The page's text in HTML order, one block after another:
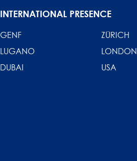
INTERNATIONAL PRESENCE
GENF
ZÜRICH
LUGANO
LONDON
DUBAI
USA